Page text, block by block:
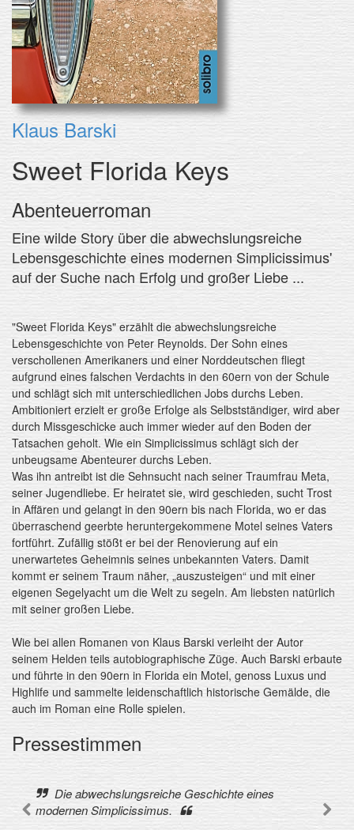
Klaus Barski
Sweet Florida Keys
Abenteuerroman
Eine wilde Story über die abwechslungsreiche
Lebensgeschichte eines modernen Simplicissimus'
auf der Suche nach Erfolg und großer Liebe ...
"Sweet Florida Keys" erzählt die abwechslungsreiche
Lebensgeschichte von Peter Reynolds. Der Sohn eines
verschollenen Amerikaners und einer Norddeutschen fliegt
aufgrund eines falschen Verdachts in den 60ern von der Schule
und schlägt sich mit unterschiedlichen Jobs durchs Leben.
Ambitioniert erzielt er große Erfolge als Selbstständiger, wird aber
durch Missgeschicke auch immer wieder auf den Boden der
Tatsachen geholt. Wie ein Simplicissimus schlägt sich der
unbeugsame Abenteurer durchs Leben.
Was ihn antreibt ist die Sehnsucht nach seiner Traumfrau Meta,
seiner Jugendliebe. Er heiratet sie, wird geschieden, sucht Trost
in Affären und gelangt in den 90ern bis nach Florida, wo er das
überraschend geerbte heruntergekommene Motel seines Vaters
fortführt. Zufällig stößt er bei der Renovierung auf ein
unerwartetes Geheimnis seines unbekannten Vaters. Damit
kommt er seinem Traum näher, „auszusteigen“ und mit einer
eigenen Segelyacht um die Welt zu segeln. Am liebsten natürlich
mit seiner großen Liebe.
Wie bei allen Romanen von Klaus Barski verleiht der Autor
seinem Helden teils autobiographische Züge. Auch Barski erbaute
und führte in den 90ern in Florida ein Motel, genoss Luxus und
Highlife und sammelte leidenschaftlich historische Gemälde, die
auch im Roman eine Rolle spielen.
Pressestimmen
Die abwechslungsreiche Geschichte eines
modernen Simplicissimus.